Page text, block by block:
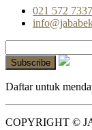
021 572 7337
Daftar untuk
COPYRIGHT ©